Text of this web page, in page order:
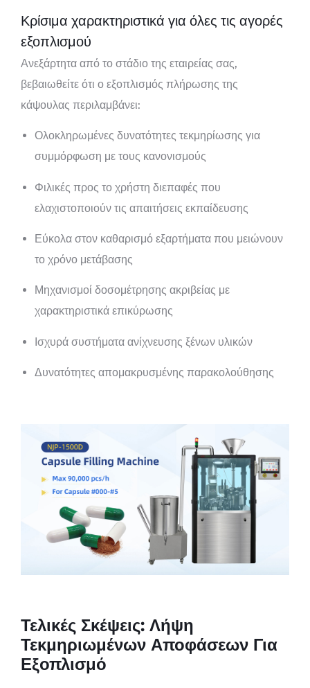
Κρίσιμα χαρακτηριστικά για όλες τις αγορές
εξοπλισμού
Ανεξάρτητα από το στάδιο της εταιρείας σας,
βεβαιωθείτε ότι ο εξοπλισμός πλήρωσης της
κάψουλας περιλαμβάνει:
Ολοκληρωμένες δυνατότητες τεκμηρίωσης για
συμμόρφωση με τους κανονισμούς
Φιλικές προς το χρήστη διεπαφές που
ελαχιστοποιούν τις απαιτήσεις εκπαίδευσης
Εύκολα στον καθαρισμό εξαρτήματα που μειώνουν
το χρόνο μετάβασης
Μηχανισμοί δοσομέτρησης ακριβείας με
χαρακτηριστικά επικύρωσης
Ισχυρά συστήματα ανίχνευσης ξένων υλικών
Δυνατότητες απομακρυσμένης παρακολούθησης
Τελικές Σκέψεις: Λήψη
Τεκμηριωμένων Αποφάσεων Για
Εξοπλισμό